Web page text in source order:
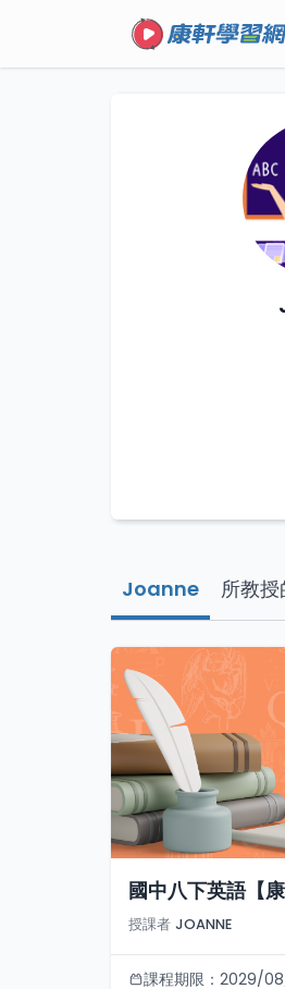
Joanne 所教
國中八下英語【康
授課者 JOANNE
課程期限： 2029/